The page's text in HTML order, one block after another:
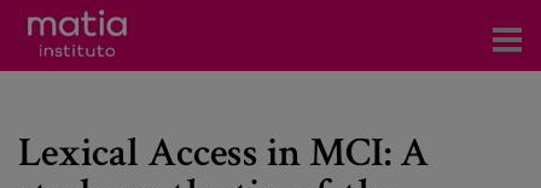
Investigación
Lexical Access in MCI: A